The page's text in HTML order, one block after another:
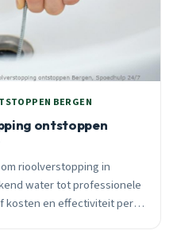
BERGEN
ontstoppen
rioolverstopping in
water tot professionele
kosten en effectiviteit per